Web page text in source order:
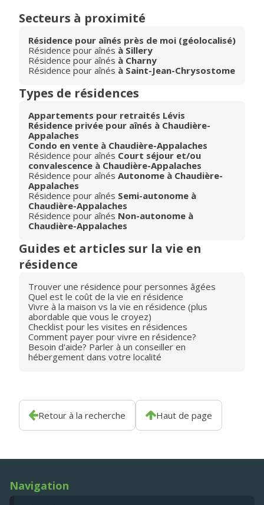
Secteurs à proximité
Résidence pour aînés près de moi (géolocalisé)
Résidence pour aînés à Sillery
Résidence pour aînés à Charny
Résidence pour aînés à Saint-Jean-Chrysostome
Types de résidences
Appartements pour retraités Lévis
Résidence privée pour aînés à Chaudière-
Appalaches
Condo en vente à Chaudière-Appalaches
Résidence pour aînés Court séjour et/ou
convalescence à Chaudière-Appalaches
Résidence pour aînés Autonome à Chaudière-
Appalaches
Résidence pour aînés Semi-autonome à
Chaudière-Appalaches
Résidence pour aînés Non-autonome à
Chaudière-Appalaches
Guides et articles sur la vie en
résidence
Trouver une résidence pour personnes âgées
Quel est le coût de la vie en résidence
Vivre à la maison vs la vie en résidence (plus
abordable que vous le croyez)
Checklist pour les visites en résidences
Comment payer pour vivre en résidence?
Besoin d'aide? Parler à un conseiller en
hébergement dans votre localité
Retour à la recherche Haut de page
Navigation